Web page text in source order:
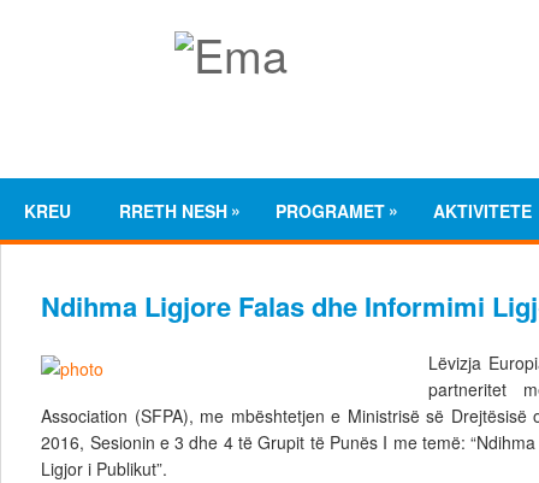
KREU RRETH NESH » PROGRAMET » AKTIVITETE
Ndihma Ligjore Falas dhe Informimi
Lëvizja
partneritet
Association (SFPA), me mbështetjen e Ministrisë së
2016, Sesionin e 3 dhe 4 të Grupit të Punës I me temë:
Ligjor i Publikut”.